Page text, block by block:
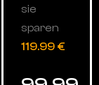
sie
sparen
119.99 €